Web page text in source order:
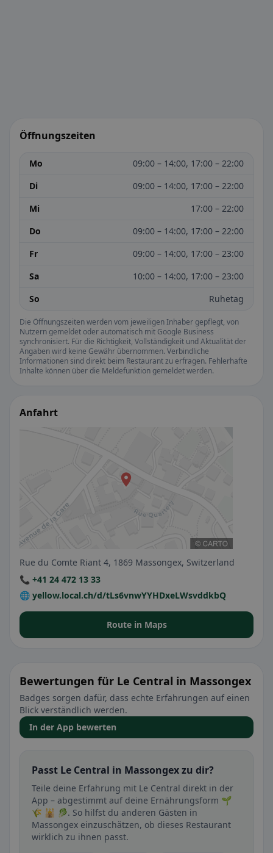
Öffnungszeiten
Mo
09:00 – 14:00, 17:00 – 22:00
Di
09:00 – 14:00, 17:00 – 22:00
Mi
17:00 – 22:00
Do
09:00 – 14:00, 17:00 – 22:00
Fr
09:00 – 14:00, 17:00 – 23:00
Sa
10:00 – 14:00, 17:00 – 23:00
So
Ruhetag
Die Öffnungszeiten werden vom jeweiligen Inhaber gepflegt, von
Nutzern gemeldet oder automatisch mit Google Business
synchronisiert. Für die Richtigkeit, Vollständigkeit und Aktualität der
Angaben wird keine Gewähr übernommen. Verbindliche
Informationen sind direkt beim Restaurant zu erfragen. Fehlerhafte
Inhalte können über die Meldefunktion gemeldet werden.
Anfahrt
Rue du Comte Riant 4, 1869 Massongex, Switzerland
📞 +41 24 472 13 33
🌐 yellow.local.ch/d/tLs6vnwYYHDxeLWsvddkbQ
Route in Maps
Bewertungen für Le Central in Massongex
Badges sorgen dafür, dass echte Erfahrungen auf einen
Blick verständlich werden.
In der App bewerten
Passt Le Central in Massongex zu dir?
Teile deine Erfahrung mit Le Central direkt in der
App – abgestimmt auf deine Ernährungsform 🌱
🌾 🕌 🥬. So hilfst du anderen Gästen in
Massongex einzuschätzen, ob dieses Restaurant
wirklich zu ihnen passt.